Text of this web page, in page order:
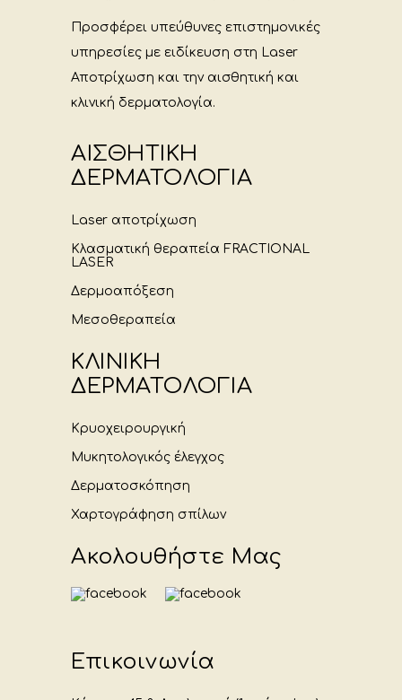
Προσφέρει υπεύθυνες επιστημονικές
υπηρεσίες με ειδίκευση στη Laser
Αποτρίχωση και την αισθητική και
κλινική δερματολογία.
ΑΙΣΘΗΤΙΚΗ
ΔΕΡΜΑΤΟΛΟΓΙΑ
Laser αποτρίχωση
Κλασματική θεραπεία FRACTIONAL
LASER
Δερμοαπόξεση
Μεσοθεραπεία
ΚΛΙΝΙΚΗ
ΔΕΡΜΑΤΟΛΟΓΙΑ
Κρυοχειρουργική
Μυκητολογικός έλεγχος
Δερματοσκόπηση
Χαρτογράφηση σπίλων
Ακολουθήστε Μας
Επικοινωνία